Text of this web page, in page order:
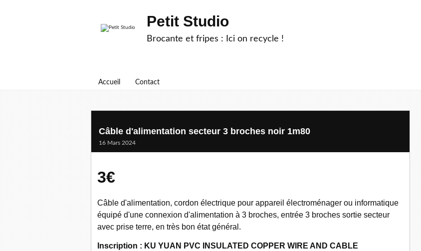
Petit Studio
Brocante et fripes : Ici on recycle !
Accueil Contact
Câble d'alimentation secteur 3 broches noir 1m80
16 Mars 2024
3€
Câble d'alimentation, cordon électrique pour appareil électroménager ou informatique
équipé d'une connexion d'alimentation à 3 broches, entrée 3 broches sortie secteur
avec prise terre, en très bon état général.
Inscription : KU YUAN PVC INSULATED COPPER WIRE AND CABLE